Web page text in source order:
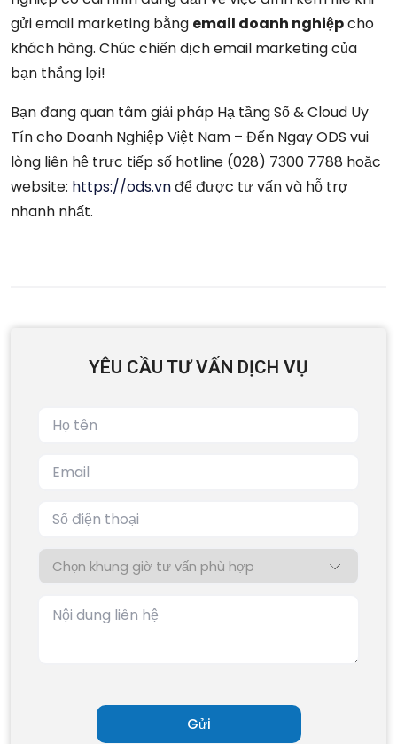
gửi email marketing bằng email doanh nghiệpcho
khách hàng. Chúc chiến dịch email marketing của
bạn thắng lợi!
Bạn đang quan tâm giải pháp Hạ tầng Số & Cloud Uy
Tín cho Doanh Nghiệp Việt Nam – Đến Ngay ODS vui
lòng liên hệ trực tiếp số hotline (028) 7300 7788 hoặc
website: https://ods.vnđể được tư vấn và hỗ trợ
nhanh nhất.
YÊU CẦU TƯ VẤN DỊCH VỤ